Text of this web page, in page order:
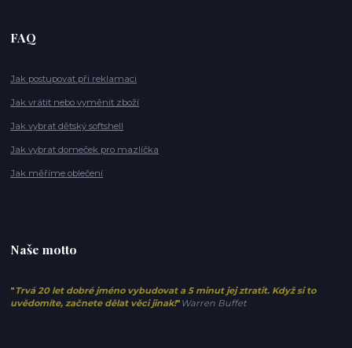
FAQ
Jak postupovat při reklamaci
Jak vrátit nebo vyměnit zboží
Jak vybrat dětský softshell
Jak vybrat domeček pro mazlíčka
Jak měříme oblečení
Naše motto
" Trvá 20 let dobré jméno vybudovat a 5 minut jej ztratit. Když si to
uvědomíte, začnete dělat věci jinak!" Warren Buffet